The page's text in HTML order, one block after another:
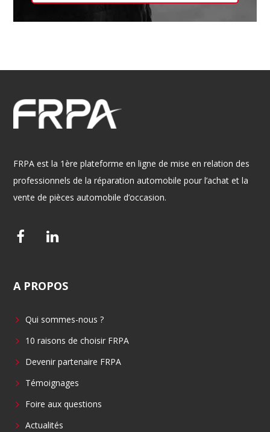
FRPA est la 1ère plateforme en ligne de mise en relation des
professionnels de la réparation automobile pour l’achat et la
vente de pièces automobile d’occasion.
F
e
o
o
L
k
d
i
A PROPOS
Qui sommes-nous ?
10 raisons de choisir FRPA
Devenir partenaire FRPA
Témoignages
Foire aux questions
Actualités